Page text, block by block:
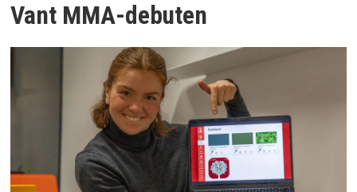
Vant MMA-debuten